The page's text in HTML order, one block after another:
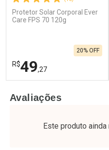
Protetor Solar Corporal Ever
Care FPS 70 120g
R$49,27
20% OFF
Laboratório
Por Menos
Avaliações
Este produto